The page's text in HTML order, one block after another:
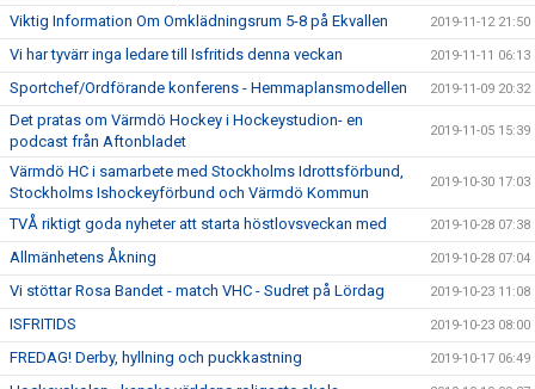
Viktig Information Om Omklädningsrum 5-8 på Ekvallen 2019-11-12 21:50
Vi har tyvärr inga ledare till Isfritids denna veckan 2019-11-11 06:13
Sportchef/Ordförande konferens - Hemmaplansmodellen 2019-11-09 20:32
Det pratas om Värmdö Hockey i Hockeystudion- en
podcast från Aftonbladet
2019-11-05 15:39
Värmdö HC i samarbete med Stockholms Idrottsförbund,
Stockholms Ishockeyförbund och Värmdö Kommun
2019-10-30 17:03
TVÅ riktigt goda nyheter att starta höstlovsveckan med 2019-10-28 07:38
Allmänhetens Åkning 2019-10-28 07:04
Vi stöttar Rosa Bandet - match VHC - Sudret på Lördag 2019-10-23 11:08
ISFRITIDS 2019-10-23 08:00
FREDAG! Derby, hyllning och puckkastning 2019-10-17 06:49